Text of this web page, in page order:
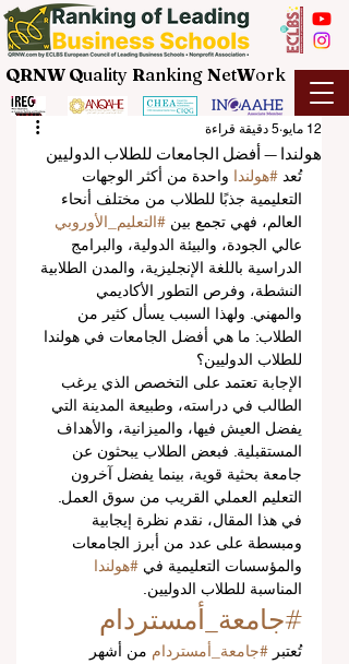
QRNW Quality Ranking NetWork
هولندا — أفضل الجامعات للطلاب الدوليين
12 مايو 5 دقيقة قراءة
تُعد #هولندا واحدة من أكثر الوجهات
التعليمية جذبًا للطلاب من مختلف أنحاء
العالم، فهي تجمع بين #التعليم_الأوروبي
عالي الجودة، والبيئة الدولية، والبرامج
الدراسية باللغة الإنجليزية، والمدن الطلابية
النشطة، وفرص التطور الأكاديمي
والمهني. ولهذا السبب يسأل كثير من
الطلاب: ما هي أفضل الجامعات في هولندا
للطلاب الدوليين؟
الإجابة تعتمد على التخصص الذي يرغب
الطالب في دراسته، وطبيعة المدينة التي
يفضل العيش فيها، والميزانية، والأهداف
المستقبلية. فبعض الطلاب يبحثون عن
جامعة بحثية قوية، بينما يفضل آخرون
التعليم العملي القريب من سوق العمل.
في هذا المقال، نقدم نظرة إيجابية
ومبسطة على عدد من أبرز الجامعات
والمؤسسات التعليمية في #هولندا
المناسبة للطلاب الدوليين.
#جامعة_أمستردام
تُعتبر #جامعة_أمستردام من أشهر